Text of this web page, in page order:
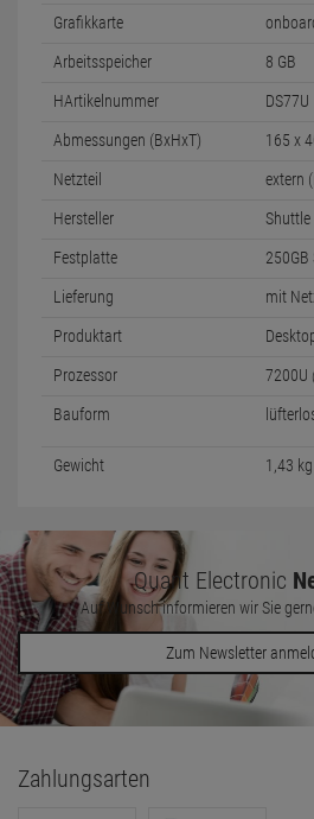
Grafikkarte
Arbeitsspeicher 8 GB
HArtikelnummer DS77U
Abmessungen (BxHxT) 165 x
Netzteil extern
Hersteller Shuttle
Festplatte 250GB
Lieferung mit
Produktart
Prozessor 7200U
Bauform
Gewicht 1,43 kg
Quant Electronic
Auf Wunsch informieren wir Sie
Zum Newsletter
Zahlungsarten